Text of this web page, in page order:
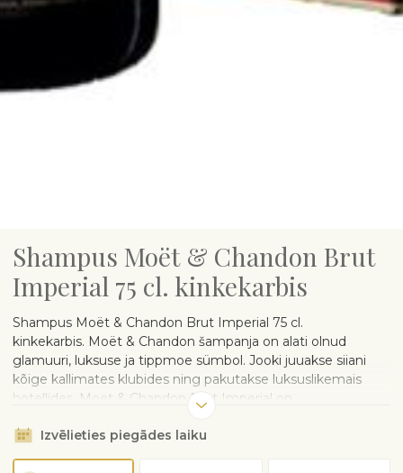
Shampus Moët & Chandon Brut
Imperial 75 cl. kinkekarbis
Shampus Moët & Chandon Brut Imperial 75 cl.
kinkekarbis. Moët & Chandon šampanja on alati olnud
glamuuri, luksuse ja tippmoe sümbol. Jooki juuakse siiani
kõige kallimates klubides ning pakutakse luksuslikemais
hotellides. Moet & Chandon Brut Imperial on
Noir ja Pinot Meunier.
Izvēlieties piegādes laiku